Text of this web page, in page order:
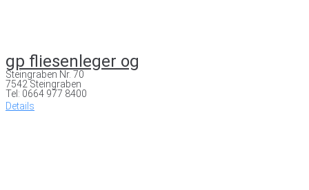
gp fliesenleger og
Steingraben Nr. 70
7542 Steingraben
Tel: 0664 977 8400
Details